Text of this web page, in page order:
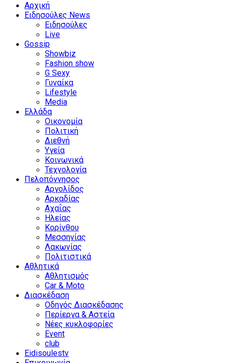
Αρχική
Ειδησούλες News
Ειδησούλες
Live
Gossip
Showbiz
Fashion show
G Sexy
Γυναίκα
Lifestyle
Media
Ελλάδα
Οικονομία
Πολιτική
Διεθνή
Υγεία
Κοινωνικά
Τεχνολογία
Πελοπόννησος
Αργολίδος
Αρκαδίας
Αχαΐας
Ηλείας
Κορίνθου
Μεσσηνίας
Λακωνίας
Πολιτιστικά
Αθλητικά
Αθλητισμός
Car & Moto
Διασκέδαση
Οδηγός Διασκέδασης
Περίεργα & Αστεία
Νέες κυκλοφορίες
Event
club
Eidisoulestv